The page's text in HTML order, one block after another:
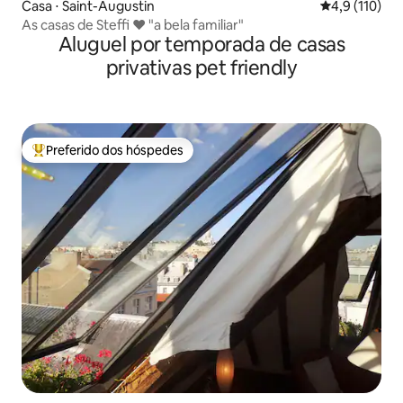
Casa ⋅ Saint-Augustin 4,9 de uma
4,9 (110)
As casas de Steffi ❤️ "a bela familiar"
Aluguel por temporada de casas
privativas pet friendly
Entre os melhores preferidos dos hóspedes
Preferido dos hóspedes